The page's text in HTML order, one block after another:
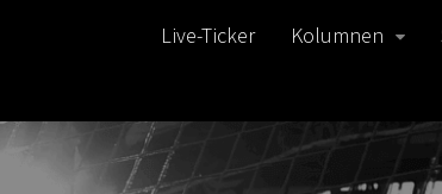
Live-Ticker Kolumnen